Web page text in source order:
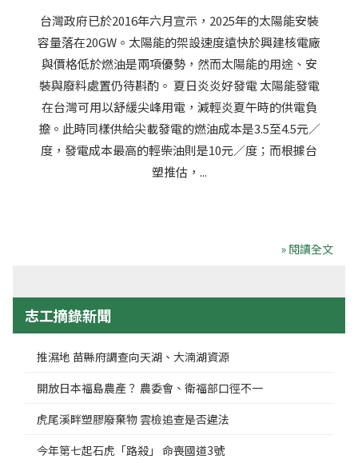
台灣政府已於2016年六月宣示，2025年的太陽能安裝
容量落在20GW。太陽能的架設速度遠快於興建核電廠
與價格低於燃油是兩項優勢，然而太陽能的用途、安
裝與廢料處置仍待斟酌。 夏日炎炎好發電 太陽能發電
在台灣可用以舒緩尖峰用電，減輕炎夏午時的供電負
擔。此時同樣供給尖載發電的燃油成本是3.5至4.5元／
度，發電成本最高的輕柴油則是10元／度；而根據台
塑推估，...
» 閱讀全文
志工摘錄新聞
推濕地 苗縣府調查向天湖、大湳湖資源
開放日本福島農產？ 農委會、衛福部口徑不一
虎尾溪畔塑膠廢棄物 雲檢追查是否違法
今年第七起石虎「路殺」 命喪國道3號